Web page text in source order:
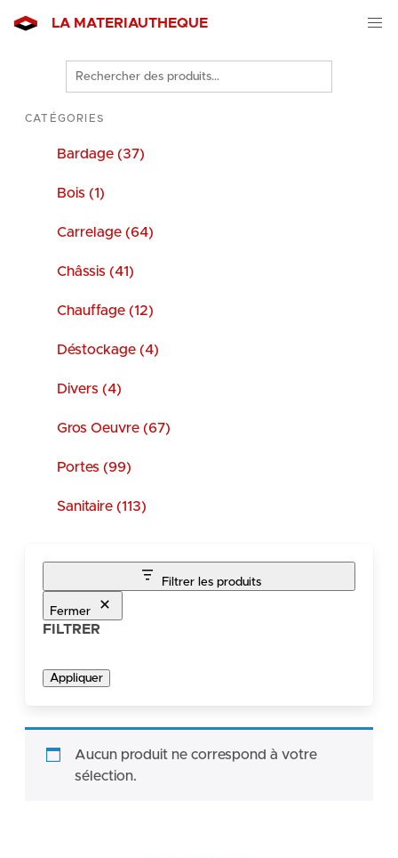
LA MATERIAUTHEQUE
Rechercher
des
produits
CATÉGORIES
Bardage (37)
Bois (1)
Carrelage (64)
Châssis (41)
Chauffage (12)
Déstockage (4)
Divers (4)
Gros Oeuvre (67)
Portes (99)
Sanitaire (113)
Filtrer les produits
Fermer
FILTRER
Appliquer
Aucun produit ne correspond à votre
sélection.